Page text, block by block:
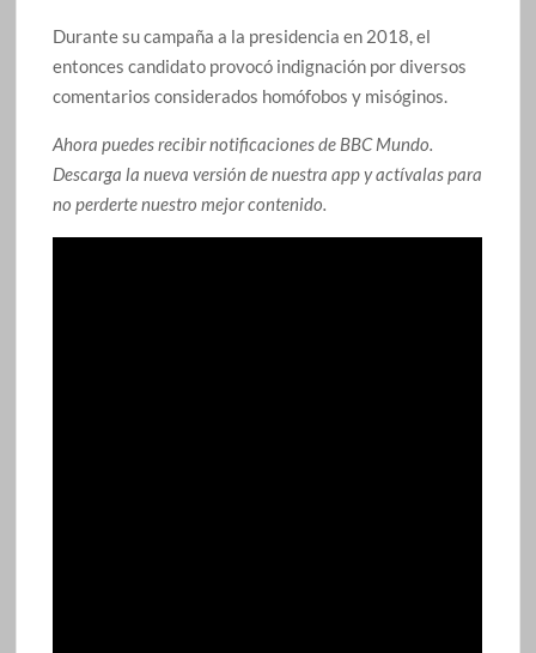
Durante su campaña a la presidencia en 2018, el
entonces candidato provocó indignación por diversos
comentarios considerados homófobos y misóginos.
Ahora puedes recibir notificaciones de BBC Mundo.
Descarga la nueva versión de nuestra app y actívalas para
no perderte nuestro mejor contenido.